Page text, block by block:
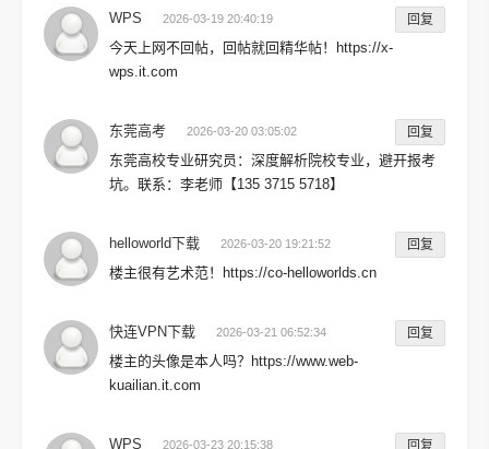
WPS 2026-03-19 20:40:19 回复
今天上网不回帖，回帖就回精华帖！https://x-
wps.it.com
东莞高考 2026-03-20 03:05:02 回复
东莞高校专业研究员：深度解析院校专业，避开报考
坑。联系：李老师【135 3715 5718】
helloworld下载 2026-03-20 19:21:52 回复
楼主很有艺术范！https://co-helloworlds.cn
快连VPN下载 2026-03-21 06:52:34 回复
楼主的头像是本人吗？https://www.web-
kuailian.it.com
WPS 2026-03-23 20:15:38 回复